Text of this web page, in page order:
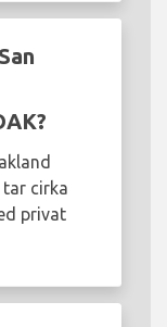
tar cirka
privat